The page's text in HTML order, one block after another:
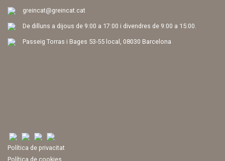
greincat@greincat.cat
De dilluns a dijous de 9:00 a 17:00 i divendres de 9:00 a 15:00.
Passeig Torras i Bages 53-55 local, 08030 Barcelona
Política de privacitat
Política de cookies